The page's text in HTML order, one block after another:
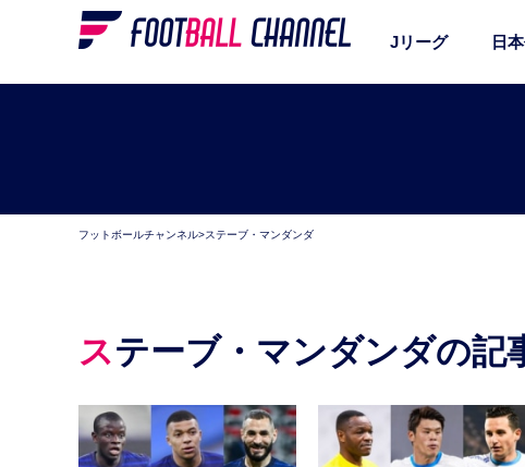
Jリーグ 日
フットボールチャンネル>ステーブ・マンダンダ
ステーブ・マンダンダの記